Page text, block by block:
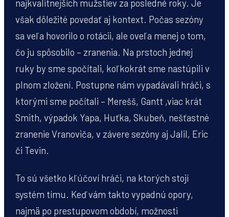
najkvalitnejších mužstiev za posledné roky. Je
však dôležité povedať aj kontext. Počas sezóny
sa veľa hovorilo o rotácii, ale oveľa menej o tom,
čo ju spôsobilo – zranenia. Na prstoch jednej
ruky by sme spočítali, koľkokrát sme nastúpili v
plnom zložení. Postupne nám vypadávali hráči, s
ktorými sme počítali – Merešš, Gantt ,viac krát
Smith, výpadok Yapa, Huťka, Skubeň, nešťastné
zranenie Vranoviča, v závere sezóny aj Jalil, Eric
či Tevin.
To sú všetko kľúčoví hráči, na ktorých stojí
systém tímu. Keď vám takto vypadnú opory,
najmä po prestupovom období, možnosti